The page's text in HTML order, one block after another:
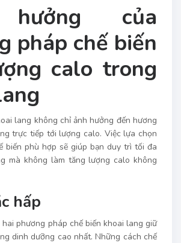
của
pháp chế biến
calo trong
lang không chỉ ảnh hưởng đến hương
trực tiếp tới lượng calo. Việc lựa chọn
biến phù hợp sẽ giúp bạn duy trì tối đa
mà không làm tăng lượng calo không
hấp
phương pháp chế biến khoai lang giữ
dinh dưỡng cao nhất. Những cách chế